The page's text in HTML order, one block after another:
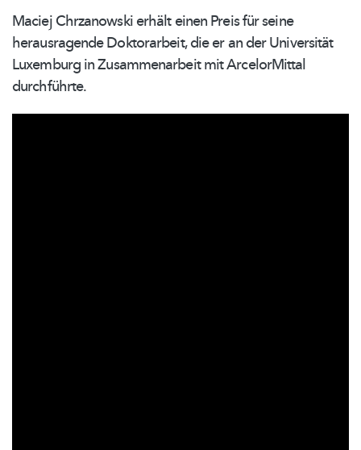
Maciej Chrzanowski erhält einen Preis für seine
herausragende Doktorarbeit, die er an der Universität
Luxemburg inZusammenarbeitmit ArcelorMittal
durchführte.